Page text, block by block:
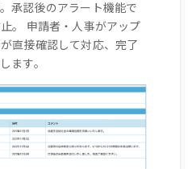
承認後のアラート機能で
。 申請者・人事がアップ
直接確認して対応、完了
ます。